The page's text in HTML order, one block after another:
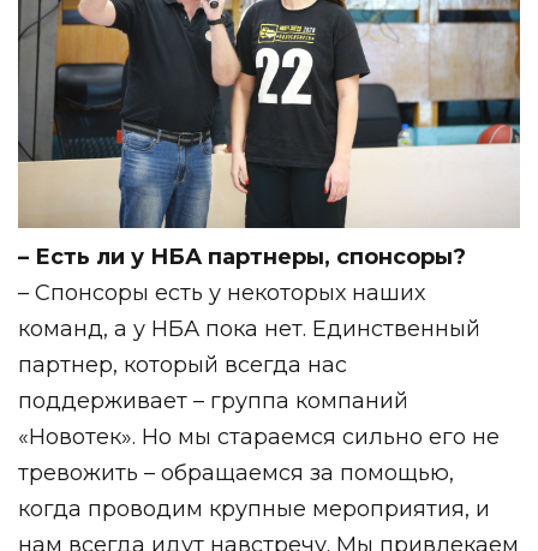
– Есть ли у НБА партнеры, спонсоры?
– Спонсоры есть у некоторых наших
команд, а у НБА пока нет. Единственный
партнер, который всегда нас
поддерживает – группа компаний
«Новотек». Но мы стараемся сильно его не
тревожить – обращаемся за помощью,
когда проводим крупные мероприятия, и
нам всегда идут навстречу. Мы привлекаем